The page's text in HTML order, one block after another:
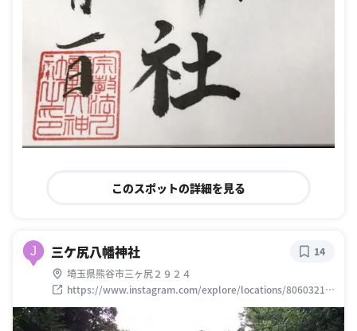
このスポットの詳細を見る
J 三ケ尻八幡神社
埼玉県熊谷市三ヶ尻２９２４
https://www.instagram.com/explore/locations/80603218
2
14